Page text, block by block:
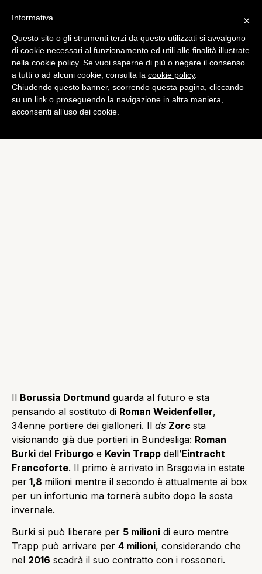
Bundesliga,Calciomercato
Dortmund, Trapp e Burki
osservati speciali
di Emiliano Storace
Il Borussia Dortmund guarda al futuro e sta
pensando al sostituto di Roman Weidenfeller,
34enne portiere dei gialloneri. Il ds Zorc sta
visionando già due portieri in Bundesliga: Roman
Burki del Friburgo e Kevin Trapp dell’Eintracht
Francoforte. Il primo è arrivato in Brsgovia in estate
per 1,8 milioni mentre il secondo è attualmente ai box
per un infortunio ma tornerà subito dopo la sosta
invernale.
Burki si può liberare per 5 milioni di euro mentre
Trapp può arrivare per 4 milioni, considerando che
nel 2016 scadrà il suo contratto con i rossoneri.
×
Informativa
Questo sito o gli strumenti terzi da questo utilizzati si avvalgono
di cookie necessari al funzionamento ed utili alle finalità illustrate
nella cookie policy. Se vuoi saperne di più o negare il consenso
a tutti o ad alcuni cookie, consulta la cookie policy.
Chiudendo questo banner, scorrendo questa pagina, cliccando
su un link o proseguendo la navigazione in altra maniera,
acconsenti all’uso dei cookie.